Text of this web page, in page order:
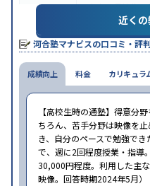
中高一貫校生に
1科目から受講
※2024年6月調査。大学受験塾・
近く
河合塾マナビスの口コミ・評
成績向上
【高校生時の通塾】得意分
ちろん、苦手分野は映像を
き、自分のペースで勉強で
で、週に2回程度授業・指導
30,000円程度。利用した主
映像。回答時期2024年5月）
料金 カリキュラ